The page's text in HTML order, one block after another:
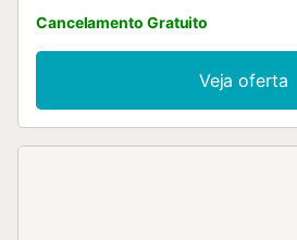
Cancelamento Gratuito
Veja oferta